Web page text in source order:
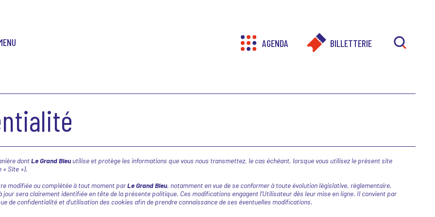
AGENDA BILLETTERIE
dontLe Grand Bleu utilise et protège les informations que vous nous transmettez, le cas échéant, lorsque vous utilisez le présent site
« Site »).
modifiée ou complétée à tout moment parLe Grand Bleu, notamment en vue de se conformer à toute évolution législative, règlementaire,
sera clairement identifiée en tête de la présente politique. Ces modifications engagent l’Utilisateur dès leur mise en ligne. Il convient par
de confidentialité et d’utilisation des cookies afin de prendre connaissance de ses éventuelles modifications.